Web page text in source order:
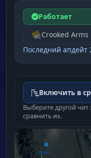
Работает
Crooked Arms
Последний апдейт
Включить в
Выберите другой
сравнить их.